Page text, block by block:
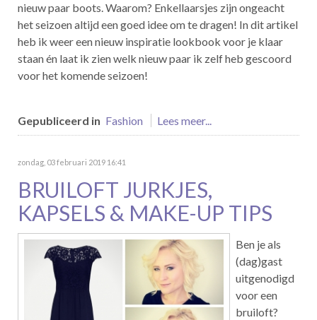
nieuw paar boots. Waarom? Enkellaarsjes zijn ongeacht
het seizoen altijd een goed idee om te dragen! In dit artikel
heb ik weer een nieuw inspiratie lookbook voor je klaar
staan én laat ik zien welk nieuw paar ik zelf heb gescoord
voor het komende seizoen!
Gepubliceerd in Fashion Lees meer...
zondag, 03 februari 2019 16:41
BRUILOFT JURKJES,
KAPSELS & MAKE-UP TIPS
Ben je als
(dag)gast
uitgenodigd
voor een
bruiloft?